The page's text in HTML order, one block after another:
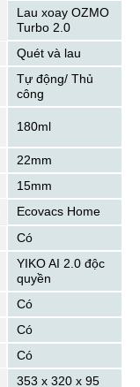
Lau xoay OZMO
Turbo 2.0
Quét và lau
Tự động/ Thủ
công
180ml
22mm
15mm
Ecovacs Home
Có
YIKO AI 2.0 độc
quyền
Có
Có
Có
353 x 320 x 95